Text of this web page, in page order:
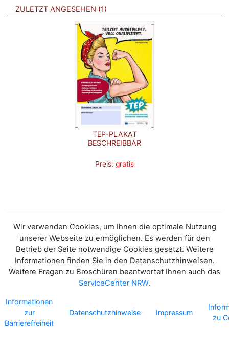
ZULETZT ANGESEHEN 1 BROSCHÜREN
TEP-PLAKAT
BESCHREIBBAR
Preis: gratis
Wir verwenden Cookies, um Ihnen die optimale Nutzung
unserer Webseite zu ermöglichen. Es werden für den
Betrieb der Seite notwendige Cookies gesetzt. Weitere
Informationen finden Sie in den Datenschutzhinweisen.
Weitere Fragen zu Broschüren beantwortet Ihnen auch das
ServiceCenter NRW.
Informationen
zur
Barrierefreiheit
Datenschutzhinweise Impressum
zu